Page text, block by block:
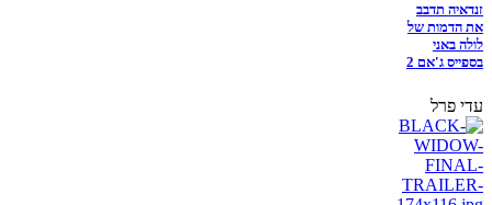
זנדאיה תדבב
את הדמות של
לולה באני
בספייס ג'אם 2
עדי פרל